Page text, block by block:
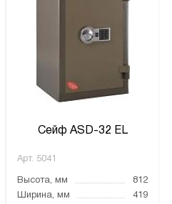
Сейф ASD-32 EL
Арт. 5041
Высота, мм
812
Ширина, мм
419
Сбросить